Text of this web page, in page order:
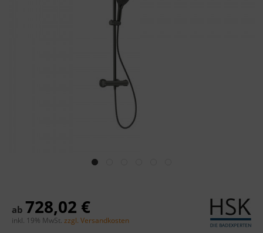
ab 728,02 €
inkl. 19% MwSt. zzgl. Versandkosten